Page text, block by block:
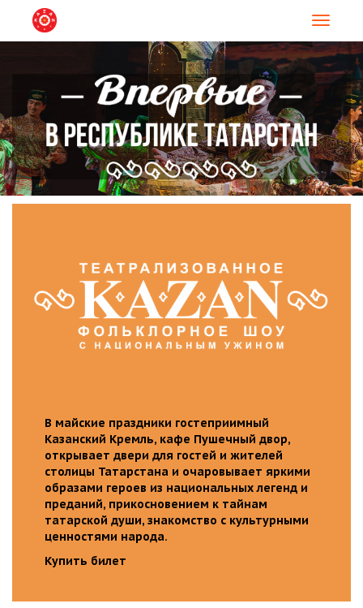
В майские праздники гостеприимный
Казанский Кремль, кафе Пушечный двор,
открывает двери для гостей и жителей
столицы Татарстана и очаровывает яркими
образами героев из национальных легенд и
преданий, прикосновением к тайнам
татарской души, знакомство с культурными
ценностями народа.
Купить билет